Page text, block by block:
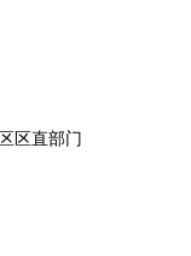
区直部门